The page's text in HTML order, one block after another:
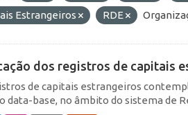
Estrangeiros
RDE
dos registros de capitais
de capitais estrangeiros
data-base, no âmbito do sistema de